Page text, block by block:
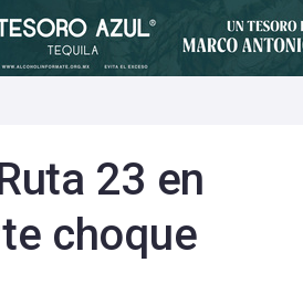
23 en
choque